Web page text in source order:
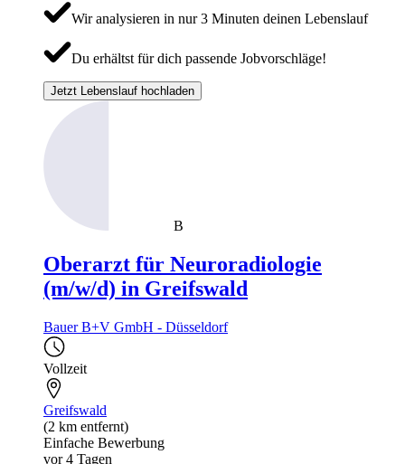
Wir analysieren in nur 3 Minuten deinen Lebenslauf
Du erhältst für dich passende Jobvorschläge!
Jetzt Lebenslauf hochladen
B
Oberarzt für Neuroradiologie
(m/w/d) in Greifswald
Bauer B+V GmbH - Düsseldorf
Vollzeit
Greifswald
(2 km entfernt)
Einfache Bewerbung
vor 4 Tagen